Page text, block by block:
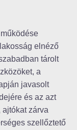
elnéző
tárolt
a
javasolt
és az azt
zárva
szellőztető